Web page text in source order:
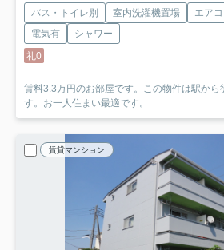
バス・トイレ別 室内洗濯機置場 エア
電気有
シャワー
礼0
賃料3.3万円のお部屋です。この物件は駅か
す。お一人住まい最適です。
賃貸マンション